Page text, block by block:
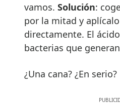
vamos. Solución:
por la mitad y
directamente. El
bacterias que
¿Una cana? ¿En serio?